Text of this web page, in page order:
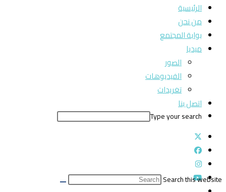
الرئيسية
من نحن
بوابة المجتمع
ميديا
الصور
الفيديوهات
تغريدات
اتصل بنا
Type your search
Search this website